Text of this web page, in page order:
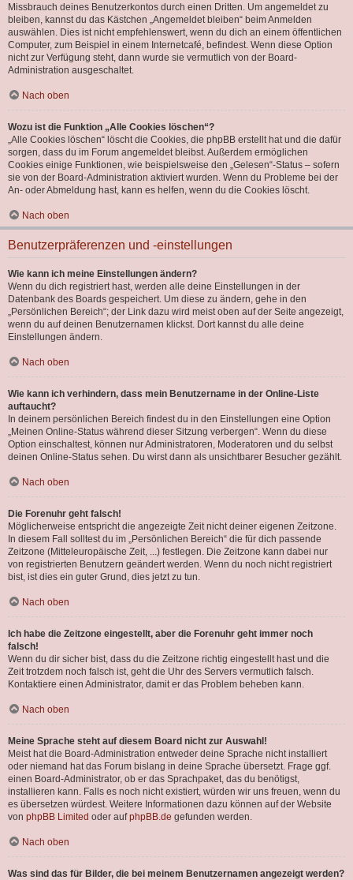
Missbrauch deines Benutzerkontos durch einen Dritten. Um angemeldet zu
bleiben, kannst du das Kästchen „Angemeldet bleiben“ beim Anmelden
auswählen. Dies ist nicht empfehlenswert, wenn du dich an einem öffentlichen
Computer, zum Beispiel in einem Internetcafé, befindest. Wenn diese Option
nicht zur Verfügung steht, dann wurde sie vermutlich von der Board-
Administration ausgeschaltet.
Nach oben
Wozu ist die Funktion „Alle Cookies löschen“?
„Alle Cookies löschen“ löscht die Cookies, die phpBB erstellt hat und die dafür
sorgen, dass du im Forum angemeldet bleibst. Außerdem ermöglichen
Cookies einige Funktionen, wie beispielsweise den „Gelesen“-Status – sofern
sie von der Board-Administration aktiviert wurden. Wenn du Probleme bei der
An- oder Abmeldung hast, kann es helfen, wenn du die Cookies löscht.
Nach oben
Benutzerpräferenzen und -einstellungen
Wie kann ich meine Einstellungen ändern?
Wenn du dich registriert hast, werden alle deine Einstellungen in der
Datenbank des Boards gespeichert. Um diese zu ändern, gehe in den
„Persönlichen Bereich“; der Link dazu wird meist oben auf der Seite angezeigt,
wenn du auf deinen Benutzernamen klickst. Dort kannst du alle deine
Einstellungen ändern.
Nach oben
Wie kann ich verhindern, dass mein Benutzername in der Online-Liste
auftaucht?
In deinem persönlichen Bereich findest du in den Einstellungen eine Option
„Meinen Online-Status während dieser Sitzung verbergen“. Wenn du diese
Option einschaltest, können nur Administratoren, Moderatoren und du selbst
deinen Online-Status sehen. Du wirst dann als unsichtbarer Besucher gezählt.
Nach oben
Die Forenuhr geht falsch!
Möglicherweise entspricht die angezeigte Zeit nicht deiner eigenen Zeitzone.
In diesem Fall solltest du im „Persönlichen Bereich“ die für dich passende
Zeitzone (Mitteleuropäische Zeit, ...) festlegen. Die Zeitzone kann dabei nur
von registrierten Benutzern geändert werden. Wenn du noch nicht registriert
bist, ist dies ein guter Grund, dies jetzt zu tun.
Nach oben
Ich habe die Zeitzone eingestellt, aber die Forenuhr geht immer noch
falsch!
Wenn du dir sicher bist, dass du die Zeitzone richtig eingestellt hast und die
Zeit trotzdem noch falsch ist, geht die Uhr des Servers vermutlich falsch.
Kontaktiere einen Administrator, damit er das Problem beheben kann.
Nach oben
Meine Sprache steht auf diesem Board nicht zur Auswahl!
Meist hat die Board-Administration entweder deine Sprache nicht installiert
oder niemand hat das Forum bislang in deine Sprache übersetzt. Frage ggf.
einen Board-Administrator, ob er das Sprachpaket, das du benötigst,
installieren kann. Falls es noch nicht existiert, würden wir uns freuen, wenn du
es übersetzen würdest. Weitere Informationen dazu können auf der Website
von phpBB Limited oder aufphpBB.de gefunden werden.
Nach oben
Was sind das für Bilder, die bei meinem Benutzernamen angezeigt werden?